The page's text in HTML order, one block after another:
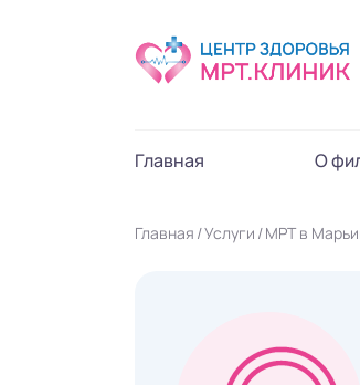
Главная О
Главная Услуги МРТ в